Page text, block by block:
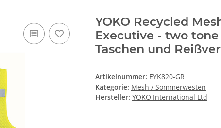
YOKO Recycled
Executive - two
Taschen und
Artikelnummer: EYK820-GR
Kategorie: Mesh / Sommerwesten
Hersteller: YOKO International Ltd